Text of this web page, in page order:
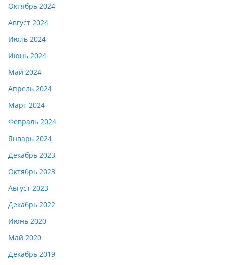
Октябрь 2024
Август 2024
Июль 2024
Июнь 2024
Май 2024
Апрель 2024
Март 2024
Февраль 2024
Январь 2024
Декабрь 2023
Октябрь 2023
Август 2023
Декабрь 2022
Июнь 2020
Май 2020
Декабрь 2019